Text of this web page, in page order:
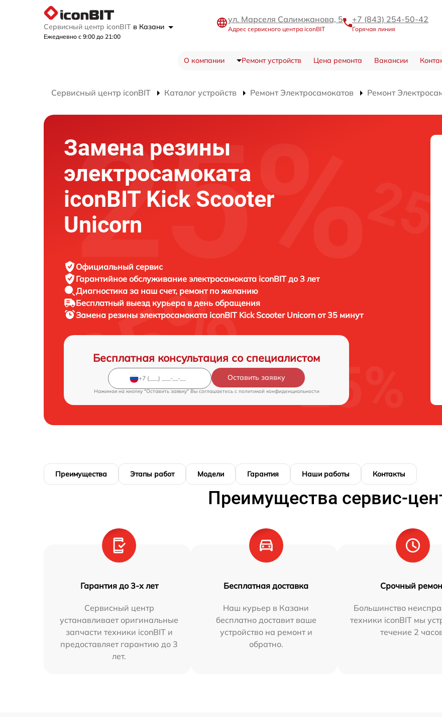
Сервисный центр iconBIT в Казани
Ежедневно с 9:00 до 21:00
ул. Марселя Салимжанова, 5
Адрес сервисного центра iconBIT
+7 (843) 254-50-42
Горячая линия
О компании Ремонт устройств Цена ремонта Вакансии
Сервисный центр iconBIT Каталог устройств Ремонт Электросамокатов Ремонт
Замена резины
электросамоката
iconBIT Kick Scooter
Unicorn
Официальный сервис
Гарантийное обслуживание электросамоката iconBIT до 3 лет
Диагностика за наш счет, ремонт по желанию
Бесплатный выезд курьера в день обращения
Замена резины электросамоката iconBIT Kick Scooter Unicorn от 35 минут
Бесплатная консультация со специалистом
Оставить заявку
Нажимая на кнопку "Оставить заявку" Вы соглашаетесь c политикой конфиденциальности
Преимущества Этапы работ Модели Гарантия Наши работы Контакты
Преимущества сервис-
Гарантия до 3-х лет
Сервисный центр
устанавливает оригинальные
запчасти техники iconBIT и
предоставляет гарантию до 3
лет.
Бесплатная доставка
Наш курьер в Казани
бесплатно доставит ваше
устройство на ремонт и
обратно.
Срочный
Большинство
техники iconBIT мы
течение 2